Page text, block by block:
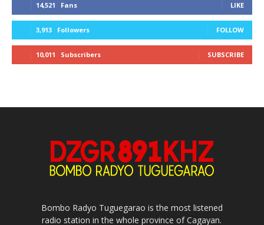
14,521 Fans LIKE
3,913 Followers FOLLOW
10,011 Subscribers SUBSCRIBE
Bombo Radyo Tuguegarao is the most listened
radio station in the whole province of Cagayan.